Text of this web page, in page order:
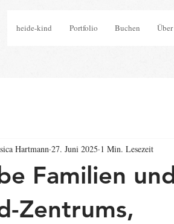
heide-kind Portfolio Buchen
Familien
Zentrums,
Hartmann 27. Juni 2025 1 Min. Lesezeit